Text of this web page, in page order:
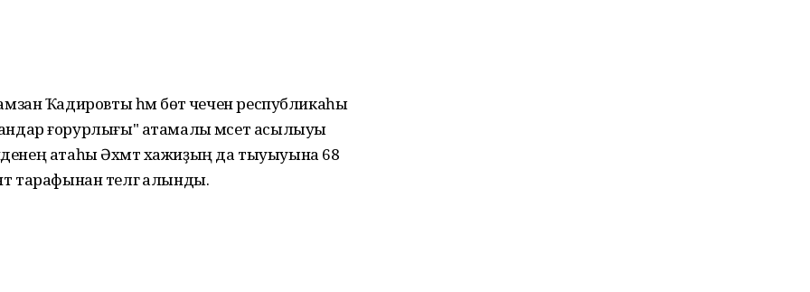
Ҡадировты һәм бөтә чечен республикаһы
ғорурлығы" атамалы мәсет асылыуы
атаһы Әхмәт хажиҙың да тыуыуына 68
тарафынан телгә алынды.